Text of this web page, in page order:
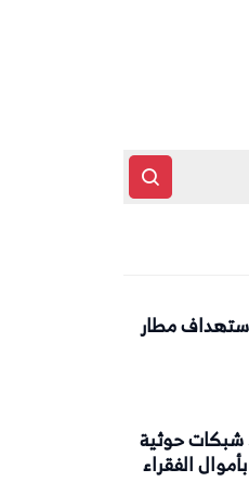
مطار
شبكات حوثية
الفقراء